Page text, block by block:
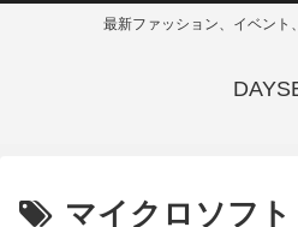
最新ファッション、イベント
マイクロソフト